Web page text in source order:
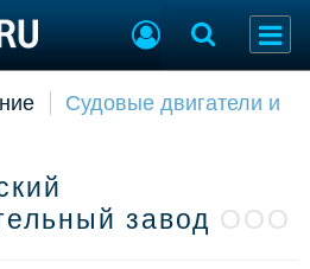
площадка
Изделия
Судовые двигатели и
завод ООО